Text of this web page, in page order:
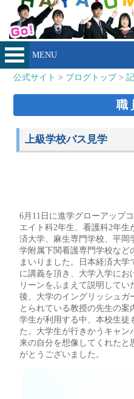
MENU
公式サイト > ブログトップ>
職
上級学校バス見学
6月11日に進学グローアップ
エイト科2年生、看護科2年
済大学、麻生専門学校、平岡
学附属下関看護専門学校など
まいりました。日本経済大学
に講義を頂き、大学入学にお
リーンをふまえて説明して
後、大学のイングリッシュガ
とられている教授の先生の
学生が利用する中、本校生徒
た。大学生が行きかうキャ
来の自分を想像してくれたと
がとうございました。